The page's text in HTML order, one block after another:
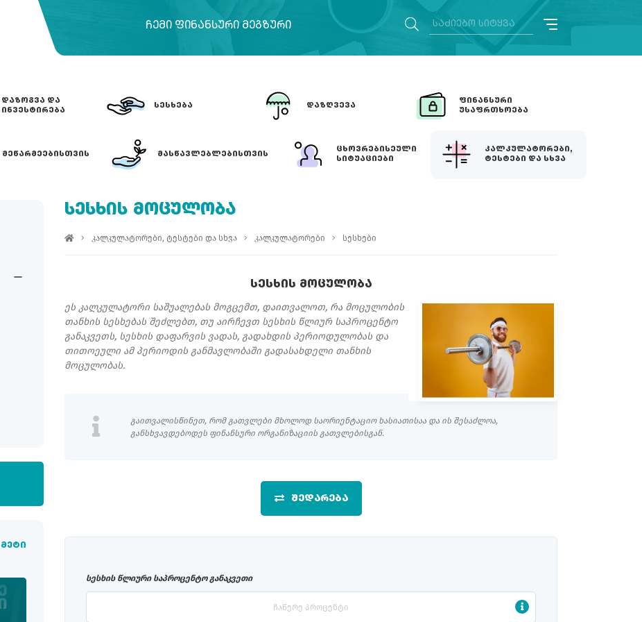
ᲩᲔᲛᲘ ᲤᲘᲜᲐᲜᲡᲣᲠᲘ ᲛᲔᲒᲖᲣᲠᲘ
ᲓᲐᲖᲝᲒᲕᲐ ᲓᲐ
ᲘᲜᲕᲔᲡᲢᲘᲠᲔᲑᲐ
ᲡᲔᲡᲮᲔᲑᲐ ᲓᲐᲖᲦᲕᲔᲕᲐ
ᲤᲘᲜᲐᲜᲡᲣᲠᲘ
ᲣᲡᲐᲤᲠᲗᲮᲝᲔᲑᲐ
ᲛᲔᲬᲐᲠᲛᲔᲔᲑᲘᲡᲗᲕᲘᲡ ᲛᲐᲡᲬᲐᲕᲚᲔᲑᲚᲔᲑᲘᲡᲗᲕᲘᲡ
ᲪᲮᲝᲕᲠᲔᲑᲘᲡᲔᲣᲚᲘ
ᲡᲘᲢᲣᲐᲪᲘᲔᲑᲘ
ᲙᲐᲚᲙᲣᲚᲐᲢᲝᲠᲔᲑᲘ,
ᲢᲔᲡᲢᲔᲑᲘ ᲓᲐ ᲡᲮᲕᲐ
მეტი
ᲡᲔᲡᲮᲘᲡ ᲛᲝᲪᲣᲚᲝᲑᲐ
კალკულატორები, ტესტები და სხვა კალკულატორები სესხები
ᲡᲔᲡᲮᲘᲡ ᲛᲝᲪᲣᲚᲝᲑᲐ
ეს კალკულატორი საშუალებას მოგცემთ, დაითვალოთ, რა მოცულობის
თანხის სესხებას შეძლებთ, თუ აირჩევთ სესხის წლიურ საპროცენტო
განაკვეთს, სესხის დაფარვის ვადას, გადახდის პერიოდულობას და
თითოეული ამ პერიოდის განმავლობაში გადასახდელი თანხის
მოცულობას.
გაითვალისწინეთ, რომ გათვლები მხოლოდ საორიენტაციო ხასიათისაა და ის შესაძლოა,
განსხვავდებოდეს ფინანსური ორგანიზაციის გათვლებისგან.
ᲨᲔᲓᲐᲠᲔᲑᲐ